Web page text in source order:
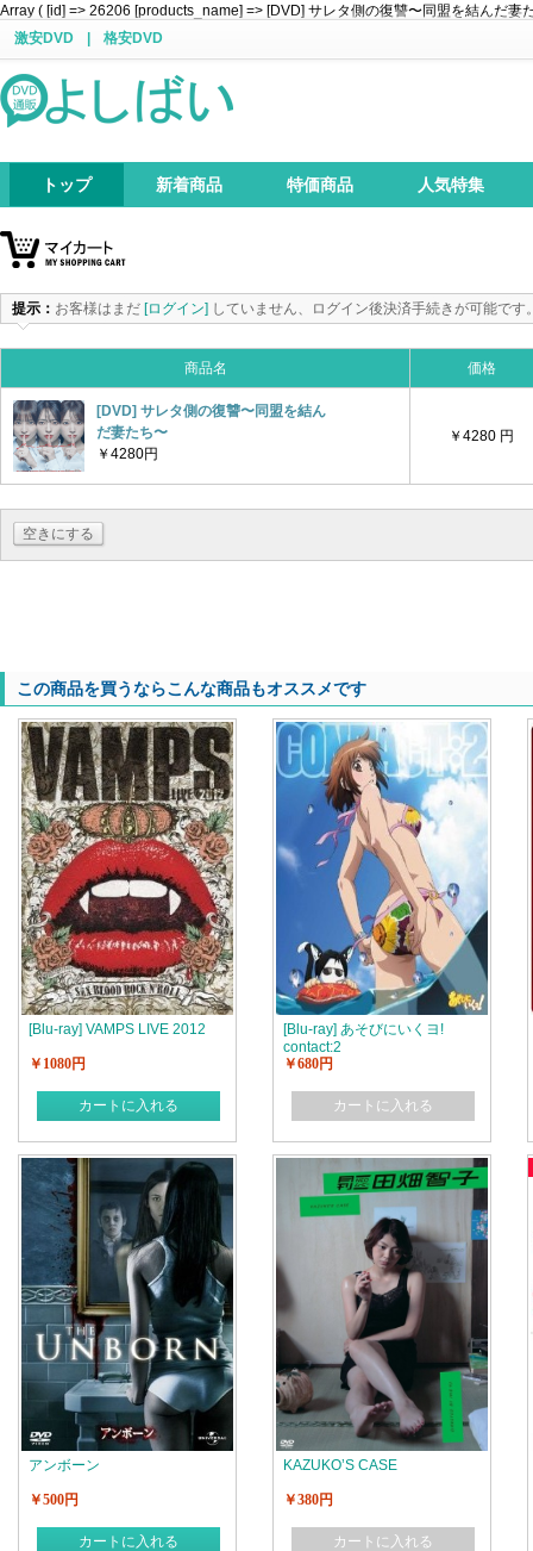
Array ( [id] => 26206 [products_name] => [DVD] サレタ側の復讐〜同盟を結んだ妻
激安DVD
格安DVD
トップ 新着商品 特価商品 人気特集
提示： お客様はまだ [ログイン] していません、ログイン後決済手続きが可能です
商品名 価格
[DVD] サレタ側の復讐〜同盟を結ん
だ妻たち〜
￥4280円
￥4280 円
空きにする
この商品を買うならこんな商品もオススメです
[Blu-ray] VAMPS LIVE 2012
￥1080円
カートに入れる
[Blu-ray] あそびにいくヨ!
contact:2
￥680円
カートに入れる
アンボーン
￥500円
カートに入れる
KAZUKO’S CASE
￥380円
カートに入れる